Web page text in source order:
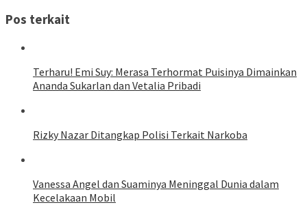
Pos terkait
Terharu! Emi Suy: Merasa Terhormat Puisinya Dimainkan
Ananda Sukarlan dan Vetalia Pribadi
Rizky Nazar Ditangkap Polisi Terkait Narkoba
Vanessa Angel dan Suaminya Meninggal Dunia dalam
Kecelakaan Mobil